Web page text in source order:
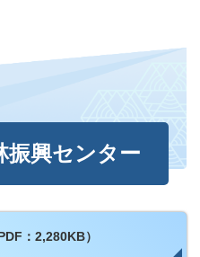
振興センター
：2,280KB）